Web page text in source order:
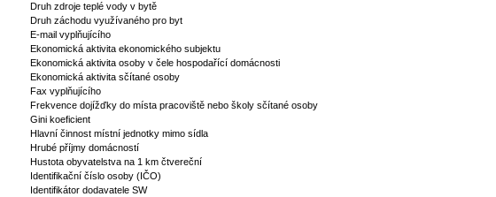
Druh zdroje teplé vody v bytě
Druh záchodu využívaného pro byt
E-mail vyplňujícího
Ekonomická aktivita ekonomického subjektu
Ekonomická aktivita osoby v čele hospodařící domácnosti
Ekonomická aktivita sčítané osoby
Fax vyplňujícího
Frekvence dojížďky do místa pracoviště nebo školy sčítané osoby
Gini koeficient
Hlavní činnost místní jednotky mimo sídla
Hrubé příjmy domácností
Hustota obyvatelstva na 1 km čtvereční
Identifikační číslo osoby (IČO)
Identifikátor dodavatele SW